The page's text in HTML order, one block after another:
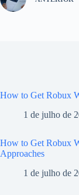
How to Get Robux
1 de julho de
How to Get Robux
Approaches
1 de julho de